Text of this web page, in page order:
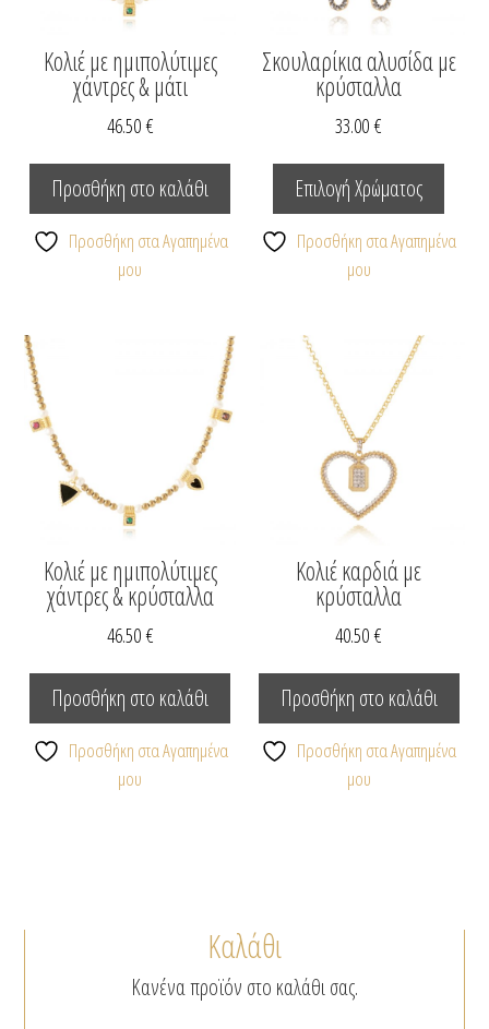
Κολιέ με ημιπολύτιμες
χάντρες & μάτι
46.50€
Προσθήκη στο καλάθι
Προσθήκη στα Αγαπημένα
μου
Σκουλαρίκια αλυσίδα με
κρύσταλλα
33.00€
Επιλογή Χρώματος
έχει
Προσθήκη στα Αγαπημένα
μου
Κολιέ με ημιπολύτιμες
χάντρες & κρύσταλλα
46.50€
Προσθήκη στο καλάθι
Προσθήκη στα Αγαπημένα
μου
Κολιέ καρδιά με
κρύσταλλα
40.50€
Προσθήκη στο καλάθι
Προσθήκη στα Αγαπημένα
μου
Καλάθι
Κανένα προϊόν στο καλάθι σας.